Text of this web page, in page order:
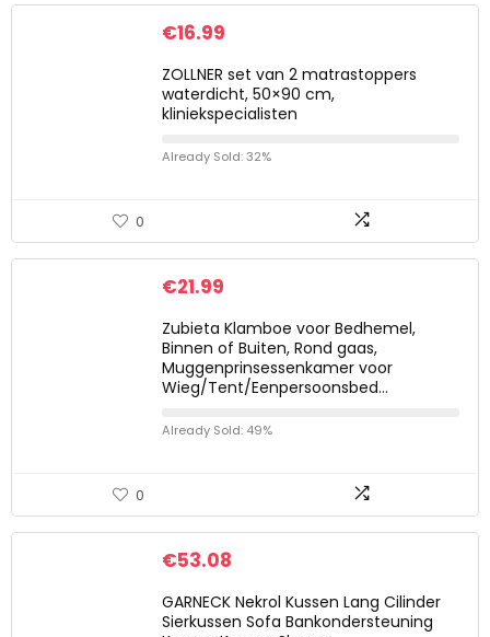
€16.99
ZOLLNER set van 2 matrastoppers
waterdicht, 50×90 cm,
kliniekspecialisten
Already Sold: 32%
0
€21.99
Zubieta Klamboe voor Bedhemel,
Binnen of Buiten, Rond gaas,
Muggenprinsessenkamer voor
Wieg/Tent/Eenpersoonsbed…
Already Sold: 49%
0
€53.08
GARNECK Nekrol Kussen Lang Cilinder
Sierkussen Sofa Bankondersteuning